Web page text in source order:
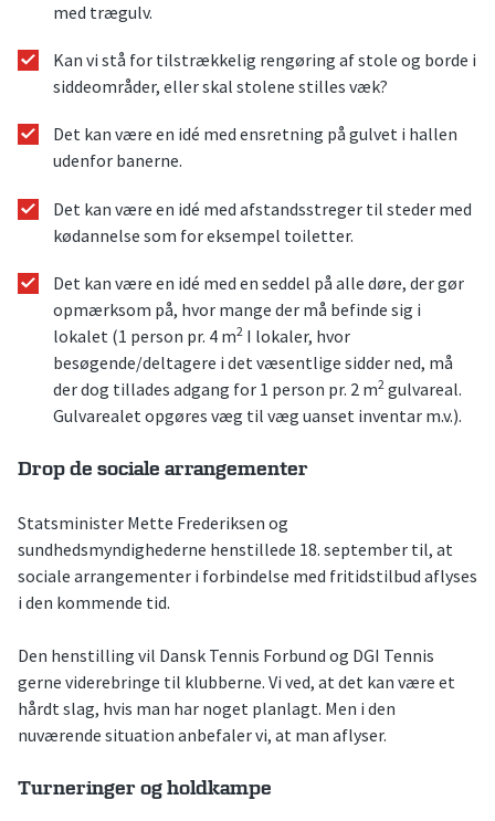
med trægulv.
Kan vi stå for tilstrækkelig rengøring af stole og borde i
siddeområder, eller skal stolene stilles væk?
Det kan være en idé med ensretning på gulvet i hallen
udenfor banerne.
Det kan være en idé med afstandsstreger til steder med
kødannelse som for eksempel toiletter.
Det kan være en idé med en seddel på alle døre, der gør
opmærksom på, hvor mange der må befinde sig i
lokalet (1 person pr. 4 m2 I lokaler, hvor
besøgende/deltagere i det væsentlige sidder ned, må
der dog tillades adgang for 1 person pr. 2 m2 gulvareal.
Gulvarealet opgøres væg til væg uanset inventar m.v.).
Drop de sociale arrangementer
Statsminister Mette Frederiksen og
sundhedsmyndighederne henstillede 18. september til, at
sociale arrangementer i forbindelse med fritidstilbud aflyses
i den kommende tid.
Den henstilling vil Dansk Tennis Forbund og DGI Tennis
gerne viderebringe til klubberne. Vi ved, at det kan være et
hårdt slag, hvis man har noget planlagt. Men i den
nuværende situation anbefaler vi, at man aflyser.
Turneringer og holdkampe